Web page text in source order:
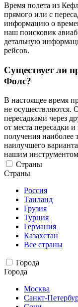
Время полета из
прямого или с
информацию о
наш поисковик
детальную
рейсов.
Существует ли
Фолс?
В настоящее время
не осуществляются.
пересадками через
от места пересадки
получения
наилучшего
нашим
Страны
Страны
Россия
Таиланд
Грузия
Турция
Германия
Казахстан
Все страны
Города
Города
Москва
Санкт-